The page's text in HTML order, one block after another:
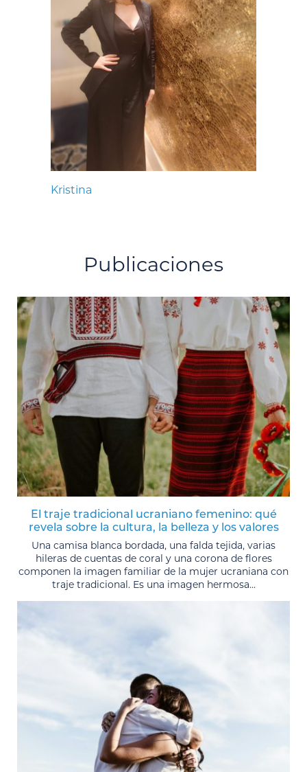
Kristina
Publicaciones
El traje tradicional ucraniano femenino: qué
revela sobre la cultura, la belleza y los valores
Una camisa blanca bordada, una falda tejida, varias
hileras de cuentas de coral y una corona de flores
componen la imagen familiar de la mujer ucraniana con
traje tradicional. Es una imagen hermosa...